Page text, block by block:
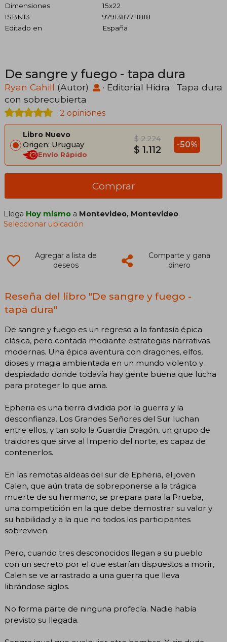
Dimensiones
15x22
ISBN13
9791387711818
Editado en
España
De sangre y fuego - tapa dura
Ryan Cahill (Autor) · Editorial Hidra · Tapa dura
con sobrecubierta
2 opiniones
Libro Nuevo
Origen: Uruguay
Envío Rápido
$ 2.224
$ 1.112 -50%
Comprar
Llega Hoy mismo a Montevideo, Montevideo.
Seleccionar ubicación
Agregar a lista de
deseos
Comparte y gana
dinero
Reseña del libro "De sangre y fuego -
tapa dura"
De sangre y fuego es un regreso a la fantasía épica
clásica, pero contada mediante estrategias narrativas
modernas. Una épica aventura con dragones, elfos,
dioses y magia ambientada en un mundo violento y
despiadado donde todavía hay gente buena que lucha
para proteger lo que ama.
Epheria es una tierra dividida por la guerra y la
desconfianza. Los Grandes Señores del Sur luchan
entre ellos, y tan solo la Guardia Dragón, un grupo de
traidores que sirve al Imperio del norte, es capaz de
contenerlos.
En las remotas aldeas del sur de Epheria, el joven
Calen, que aún trata de sobreponerse a la trágica
muerte de su hermano, se prepara para la Prueba,
una competición en la que debe demostrar su valor y
su habilidad y a la que no todos los participantes
sobreviven.
Pero, cuando tres desconocidos llegan a su pueblo
con un secreto por el que estarían dispuestos a morir,
Calen se ve arrastrado a una guerra que lleva
librándose siglos.
No forma parte de ninguna profecía. Nadie había
previsto su llegada.